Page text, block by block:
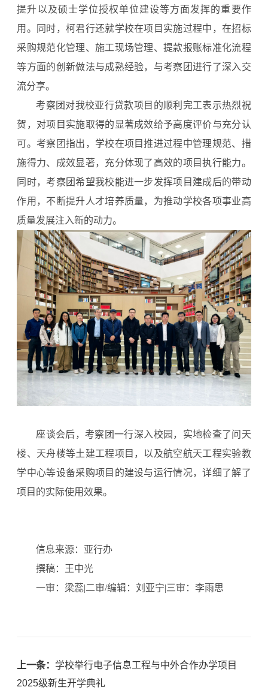
提升以及硕士学位授权单位建设等方面发挥的重要作
用。同时，柯君行还就学校在项目实施过程中，在招标
采购规范化管理、施工现场管理、提款报账标准化流程
等方面的创新做法与成熟经验，与考察团进行了深入交
流分享。
考察团对我校亚行贷款项目的顺利完工表示热烈祝
贺，对项目实施取得的显著成效给予高度评价与充分认
可。考察团指出，学校在项目推进过程中管理规范、措
施得力、成效显著，充分体现了高效的项目执行能力。
同时，考察团希望我校能进一步发挥项目建成后的带动
作用，不断提升人才培养质量，为推动学校各项事业高
质量发展注入新的动力。
座谈会后，考察团一行深入校园，实地检查了问天
楼、天舟楼等土建工程项目，以及航空航天工程实验教
学中心等设备采购项目的建设与运行情况，详细了解了
项目的实际使用效果。
信息来源：亚行办
撰稿：王中光
一审：梁蕊|二审/编辑：刘亚宁|三审：李雨思
上一条： 学校举行电子信息工程与中外合作办学项目
2025级新生开学典礼